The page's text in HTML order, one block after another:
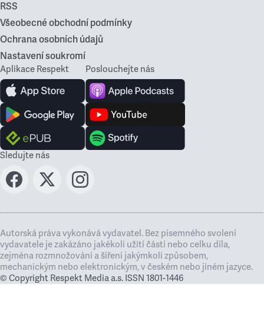
RSS
Všeobecné obchodní podmínky
Ochrana osobních údajů
Nastavení soukromí
Aplikace Respekt Poslouchejte nás
Sledujte nás
Autorská práva vykonává vydavatel. Bez písemného svolení
vydavatele je zakázáno jakékoli užití částí nebo celku díla,
zejména rozmnožování a šíření jakýmkoli způsobem,
mechanickým nebo elektronickým, v českém nebo jiném jazyce.
© Copyright Respekt Media a.s. ISSN 1801-1446